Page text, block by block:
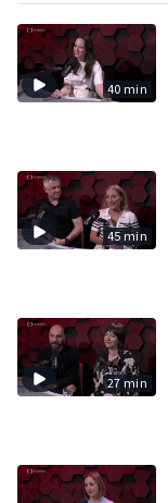
40 min
45 min
27 min